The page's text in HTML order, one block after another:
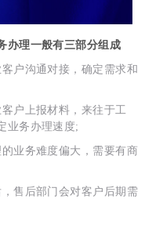
理一般有三部分组成
户沟通对接，确定需求和
上报材料，来往于工
业务办理速度;
业务难度偏大，需要有商
售后部门会对客户后期需